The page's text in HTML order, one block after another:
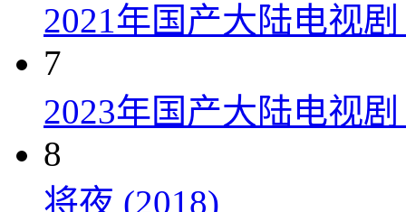
2021年国产大陆电视
7
2023年国产大陆电视
8
将夜 (2018)